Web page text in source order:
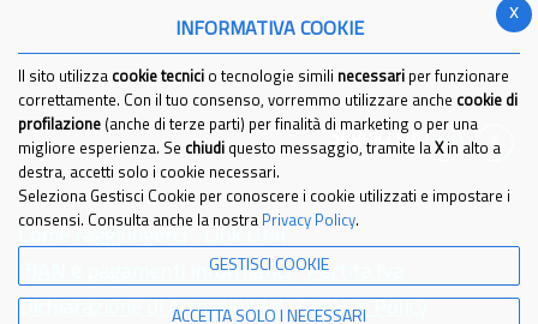
Seguici su:
IBAN e pagamenti informatici
Partita Iva
Dichiarazione di Accessibilita'
Cookies Policy
x
INFORMATIVA COOKIE
Il sito utilizza cookie tecnici o tecnologie simili necessari per funzionare
correttamente. Con il tuo consenso, vorremmo utilizzare anche cookie di
profilazione (anche di terze parti) per finalità di marketing o per una
migliore esperienza. Se chiudi questo messaggio, tramite la Xin alto a
destra, accetti solo i cookie necessari.
Seleziona Gestisci Cookie per conoscere i cookie utilizzati e impostare i
consensi. Consulta anche la nostra Privacy Policy.
GESTISCI COOKIE
ACCETTA SOLO I NECESSARI